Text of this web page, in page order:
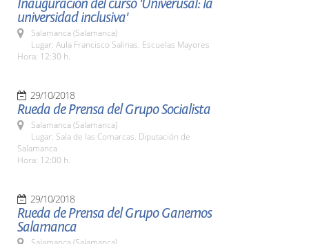
Inauguración del curso 'Univerusal: la
universidad inclusiva'
Salamanca (Salamanca)
Lugar: Aula Francisco Salinas. Escuelas Mayores
Hora: 12:30 h.
29/10/2018
Rueda de Prensa del Grupo Socialista
Salamanca (Salamanca)
Lugar: Sala de las Comarcas. Diputación de
Salamanca
Hora: 12:00 h.
29/10/2018
Rueda de Prensa del Grupo Ganemos
Salamanca